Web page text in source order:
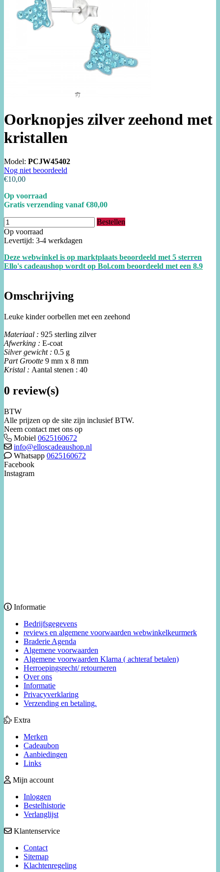
Oorknopjes zilver zeehond met
kristallen
Model: PCJW45402
Nog niet beoordeeld
€10,00
Op voorraad
Gratis verzending vanaf €80,00
Bestellen
Op voorraad
Levertijd: 3-4 werkdagen
Deze webwinkel is op marktplaats beoordeeld met 5 sterren
Ello's cadeaushop wordt op Bol.com beoordeeld met een 8.9
Omschrijving
Leuke kinder oorbellen met een zeehond
Materiaal : 925 sterling zilver
Afwerking : E-coat
Silver gewicht : 0.5 g
Part Grootte 9 mm x 8 mm
Kristal : Aantal stenen : 40
0 review(s)
BTW
Alle prijzen op de site zijn inclusief BTW.
Neem contact met ons op
Mobiel 0625160672
info@elloscadeaushop.nl
Whatsapp 0625160672
Facebook
Instagram
Informatie
Bedrijfsgegevens
reviews en algemene voorwaarden webwinkelkeurmerk
Braderie Agenda
Algemene voorwaarden
Algemene voorwaarden Klarna ( achteraf betalen)
Herroepingsrecht/ retourneren
Over ons
Informatie
Privacyverklaring
Verzending en betaling.
Extra
Merken
Cadeaubon
Aanbiedingen
Links
Mijn account
Inloggen
Bestelhistorie
Verlanglijst
Klantenservice
Contact
Sitemap
Klachtenregeling